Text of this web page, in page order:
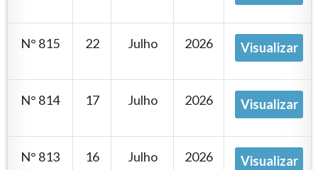
N° 815 22 Julho 2026 Visualizar
N° 814 17 Julho 2026 Visualizar
N° 813 16 Julho 2026 Visualizar